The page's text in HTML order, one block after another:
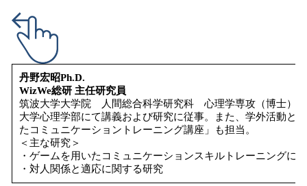
丹野宏昭Ph.D.
WizWe総研 主任研究員
筑波大学大学院 人間総合科学研究科 心理学専攻（博士）
大学心理学部にて講義および研究に従事。また、学外活動と
たコミュニケーショントレーニング講座」も担当。
＜主な研究＞
・ゲームを用いたコミュニケーションスキルトレーニングに
・対人関係と適応に関する研究